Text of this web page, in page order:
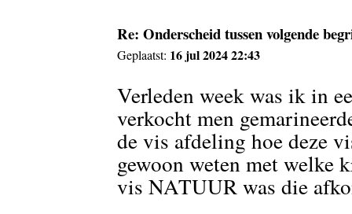
Re: Onderscheid tussen volgende
Geplaatst: 16 jul 2024 22:43
Verleden week was ik in
verkocht men
de vis afdeling hoe deze
gewoon weten met welke
vis NATUUR was die